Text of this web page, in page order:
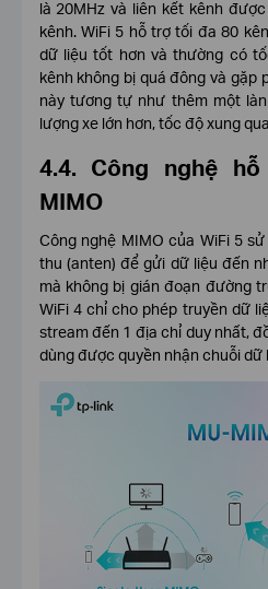
là 20MHz và liên kết kênh
kênh. WiFi 5 hỗ trợ tối đa 80
dữ liệu tốt hơn và thường có
kênh không bị quá đông và gặp
này tương tự như thêm một
lượng xe lớn hơn, tốc độ xung
4.4. Công nghệ
MIMO
Công nghệ MIMO của WiFi 5
thu (anten) để gửi dữ liệu đến
mà không bị gián đoạn đường
WiFi 4 chỉ cho phép truyền dữ
stream đến 1 địa chỉ duy nhất,
dùng được quyền nhận chuỗi dữ